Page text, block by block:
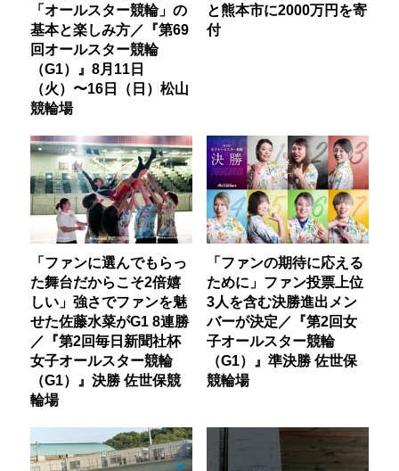
「オールスター競輪」の
基本と楽しみ方／『第69
回オールスター競輪
（G1）』8月11日
（火）〜16日（日）松山
競輪場
と熊本市に2000万円を寄
付
「ファンに選んでもらっ
た舞台だからこそ2倍嬉
しい」強さでファンを魅
せた佐藤水菜がG1 8連勝
／『第2回毎日新聞社杯
女子オールスター競輪
（G1）』決勝 佐世保競
輪場
「ファンの期待に応える
ために」ファン投票上位
3人を含む決勝進出メン
バーが決定／『第2回女
子オールスター競輪
（G1）』準決勝 佐世保
競輪場